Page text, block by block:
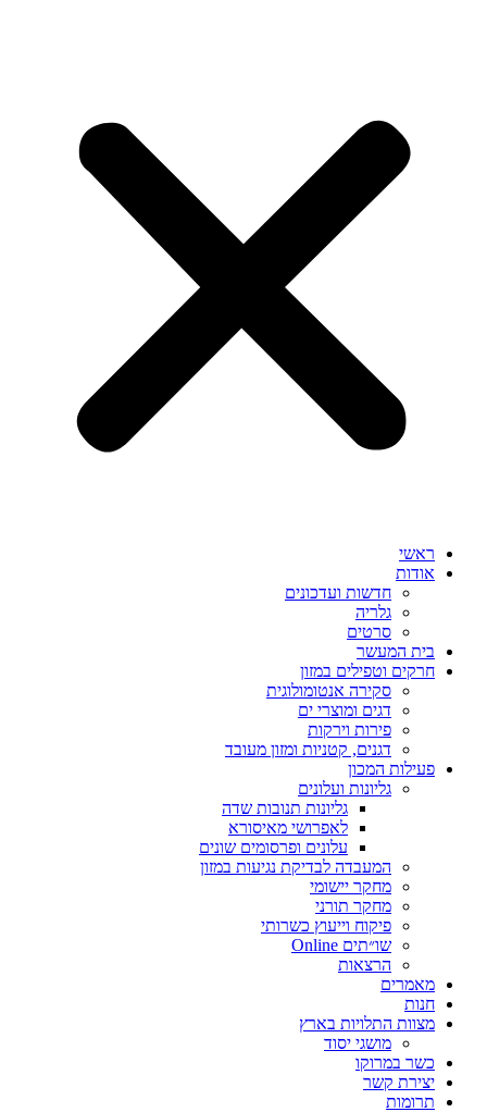
ראשי
אודות
חדשות ועדכונים
גלריה
סרטים
בית המעשר
חרקים וטפילים במזון
סקירה אנטומולוגית
דגים ומוצרי ים
פירות וירקות
דגנים, קטניות ומזון מעובד
פעילות המכון
גליונות ועלונים
גליונות תנובות שדה
לאפרושי מאיסורא
עלונים ופרסומים שונים
המעבדה לבדיקת נגיעות במזון
מחקר יישומי
מחקר תורני
פיקוח וייעוץ כשרותי
שו״תים Online
הרצאות
מאמרים
חנות
מצוות התלויות בארץ
מושגי יסוד
כשר במרוקו
יצירת קשר
תרומות